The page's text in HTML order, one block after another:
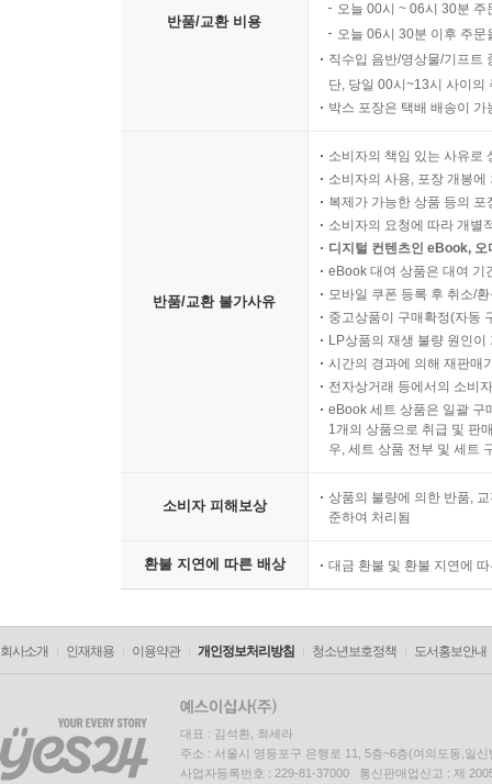
반품/교환 비용
오늘 00시 ~ 06시 30분
오늘 06시 30분 이후 주
직수입 음반/영상물/기프트
단, 당일 00시~13시 사이의
박스 포장은 택배 배송이
반품/교환 불가사유
소비자의 책임 있는 사유로
소비자의 사용, 포장 개봉
복제가 가능한 상품 등의
소비자의 요청에 따라 개별
디지털 컨텐츠인 eBook,
eBook 대여 상품은 대여 기
모바일 쿠폰 등록 후 취소/
중고상품이 구매확정(자동
LP상품의 재생 불량 원인
시간의 경과에 의해 재판매
전자상거래 등에서의 소비
eBook 세트 상품은 일괄 구
1개의 상품으로 취급 및 판
우, 세트 상품 전부 및 세트
소비자 피해보상
상품의 불량에 의한 반품,
준하여 처리됨
환불 지연에 따른 배상 대금 환불 및 환불 지연에
회사소개 인재채용 이용약관 개인정보처리방침 청소년보호정책 도서홍보안내
대표 : 김석환, 최세라
주소 : 서울시 영등포구 은행로 11, 5층~6층(여의도동,일신
사업자등록번호 : 229-81-37000 통신판매업신고 : 제